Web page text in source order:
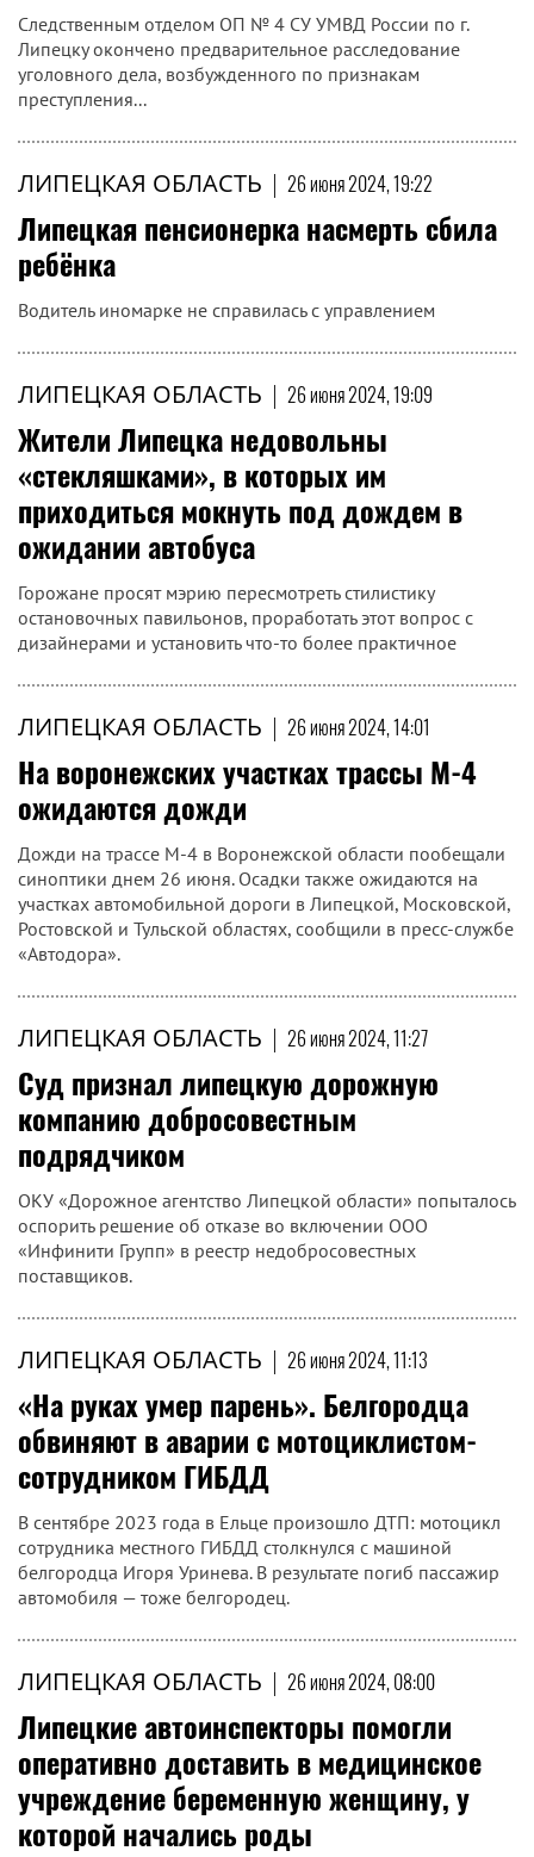
Следственным отделом ОП № 4 СУ УМВД России по г.
Липецку окончено предварительное расследование
уголовного дела, возбужденного по признакам
преступления...
ЛИПЕЦКАЯ ОБЛАСТЬ | 26 июня 2024, 19:22
Липецкая пенсионерка насмерть сбила
ребёнка
Водитель иномарке не справилась с управлением
ЛИПЕЦКАЯ ОБЛАСТЬ | 26 июня 2024, 19:09
Жители Липецка недовольны
«стекляшками», в которых им
приходиться мокнуть под дождем в
ожидании автобуса
Горожане просят мэрию пересмотреть стилистику
остановочных павильонов, проработать этот вопрос с
дизайнерами и установить что-то более практичное
ЛИПЕЦКАЯ ОБЛАСТЬ | 26 июня 2024, 14:01
На воронежских участках трассы М-4
ожидаются дожди
Дожди на трассе М-4 в Воронежской области пообещали
синоптики днем 26 июня. Осадки также ожидаются на
участках автомобильной дороги в Липецкой, Московской,
Ростовской и Тульской областях, сообщили в пресс-службе
«Автодора».
ЛИПЕЦКАЯ ОБЛАСТЬ | 26 июня 2024, 11:27
Суд признал липецкую дорожную
компанию добросовестным
подрядчиком
ОКУ «Дорожное агентство Липецкой области» попыталось
оспорить решение об отказе во включении ООО
«Инфинити Групп» в реестр недобросовестных
поставщиков.
ЛИПЕЦКАЯ ОБЛАСТЬ | 26 июня 2024, 11:13
«На руках умер парень». Белгородца
обвиняют в аварии с мотоциклистом-
сотрудником ГИБДД
В сентябре 2023 года в Ельце произошло ДТП: мотоцикл
сотрудника местного ГИБДД столкнулся с машиной
белгородца Игоря Уринева. В результате погиб пассажир
автомобиля — тоже белгородец.
ЛИПЕЦКАЯ ОБЛАСТЬ | 26 июня 2024, 08:00
Липецкие автоинспекторы помогли
оперативно доставить в медицинское
учреждение беременную женщину, у
которой начались роды